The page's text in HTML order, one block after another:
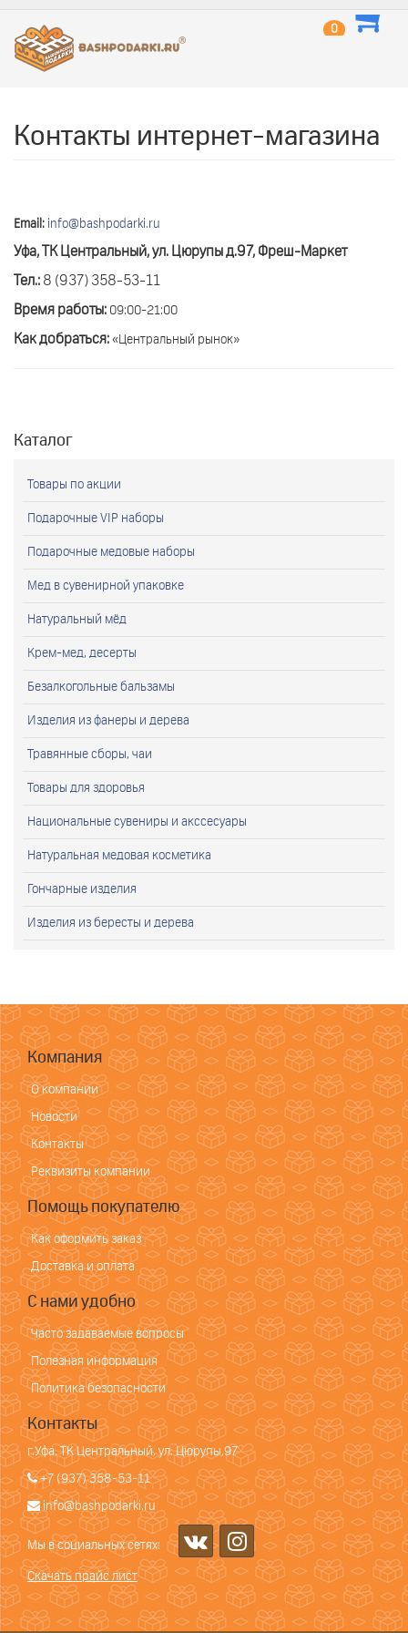
0
Контакты интернет-магазина
Email: info@bashpodarki.ru
Уфа, ТК Центральный, ул. Цюрупы д.97, Фреш-Маркет
Тел.: 8 (937) 358-53-11
Время работы: 09:00-21:00
Как добраться: «Центральный рынок»
Каталог
Товары по акции
Подарочные VIP наборы
Подарочные медовые наборы
Мед в сувенирной упаковке
Натуральный мёд
Крем-мед, десерты
Безалкогольные бальзамы
Изделия из фанеры и дерева
Травянные сборы, чаи
Товары для здоровья
Национальные сувениры и акссесуары
Натуральная медовая косметика
Гончарные изделия
Изделия из бересты и дерева
Компания
О компании
Новости
Контакты
Реквизиты компании
Помощь покупателю
Как оформить заказ
Доставка и оплата
С нами удобно
Часто задаваемые вопросы
Полезная информация
Политика безопасности
Контакты
г.Уфа, ТК Центральный, ул. Цюрупы,97
+7 (937) 358-53-11
info@bashpodarki.ru
Мы в социальных сетях:
Скачать прайс лист